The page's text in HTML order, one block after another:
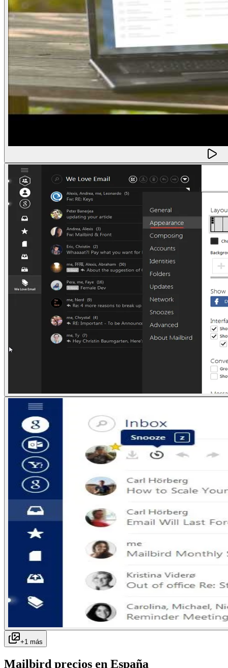
+1 más
Mailbird precios en España